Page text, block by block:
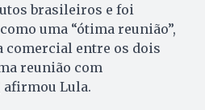
brasileiros e foi
uma “ótima reunião”,
comercial entre os dois
reunião com
afirmou Lula.